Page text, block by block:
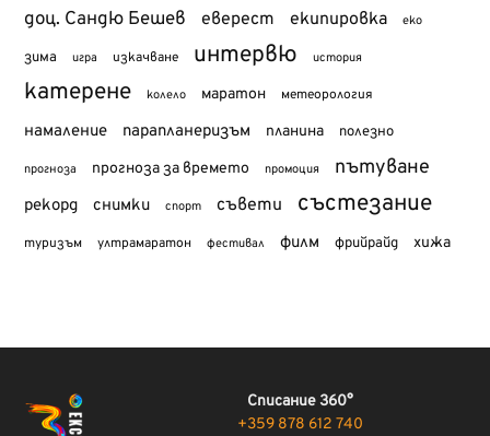
доц. Сандю Бешев еверест екипировка еко
зима игра изкачване интервю история
катерене колело маратон метеорология
намаление парапланеризъм планина полезно
прогноза прогноза за времето промоция пътуване
рекорд снимки спорт съвети състезание
туризъм ултрамаратон фестивал филм фрийрайд хижа
Списание 360°
+359 878 612 740